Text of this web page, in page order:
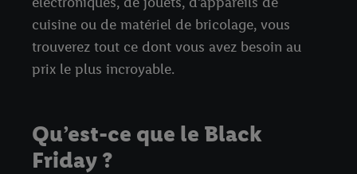
cuisine ou de matériel de bricolage, vous
trouverez tout ce dont vous avez besoin au
prix le plus incroyable.
Qu’est-ce que le Black
Friday ?